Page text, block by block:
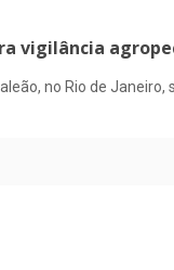
vigilância
no Rio de Janeiro,